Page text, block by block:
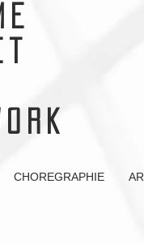
CHOREGRAPHIE